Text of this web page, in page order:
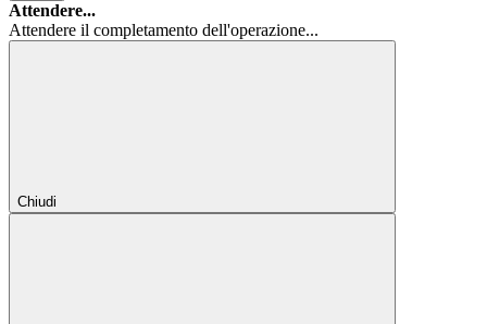
Attendere...
Attendere il completamento dell'operazione...
Chiudi